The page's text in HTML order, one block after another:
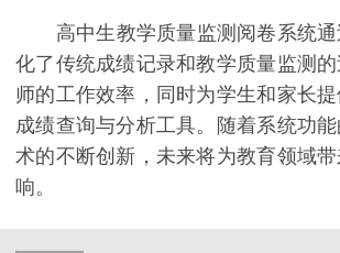
高中生教学质量监测阅卷系统通
化了传统成绩记录和教学质量监测
师的工作效率，同时为学生和家长
成绩查询与分析工具。随着系统功
术的不断创新，未来将为教育领域
响。